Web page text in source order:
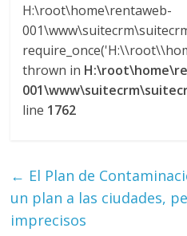
R
U
H:\root\home\rentaweb-
thrown in
line 1762
← El Plan de
un plan a las ciudades,
imprecisos